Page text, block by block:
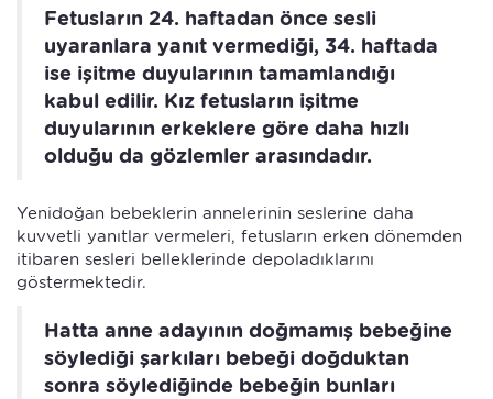
Fetusların 24. haftadan önce sesli
uyaranlara yanıt vermediği, 34. haftada
ise işitme duyularının tamamlandığı
kabul edilir. Kız fetusların işitme
duyularının erkeklere göre daha hızlı
olduğu da gözlemler arasındadır.
Yenidoğan bebeklerin annelerinin seslerine daha
kuvvetli yanıtlar vermeleri, fetusların erken dönemden
itibaren sesleri belleklerinde depoladıklarını
göstermektedir.
Hatta anne adayının doğmamış bebeğine
söylediği şarkıları bebeği doğduktan
sonra söylediğinde bebeğin bunları